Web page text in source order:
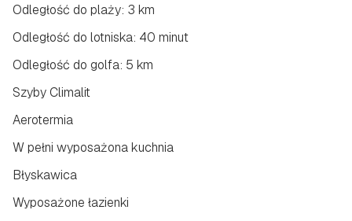
Odległość do plaży: 3 km
Odległość do lotniska: 40 minut
Odległość do golfa: 5 km
Szyby Climalit
Aerotermia
W pełni wyposażona kuchnia
Błyskawica
Wyposażone łazienki